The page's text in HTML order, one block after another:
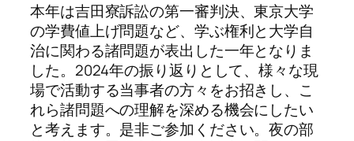
本年は吉田寮訴訟の第一審判決、東京大学
の学費値上げ問題など、学ぶ権利と大学自
治に関わる諸問題が表出した一年となりま
した。2024年の振り返りとして、様々な現
場で活動する当事者の方々をお招きし、こ
れら諸問題への理解を深める機会にしたい
と考えます。是非ご参加ください。夜の部